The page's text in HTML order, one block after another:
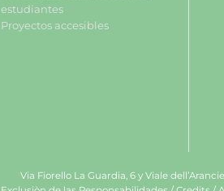
estudiantes
Proyectos accesibles
Via Fiorello La Guardia, 6 y Viale